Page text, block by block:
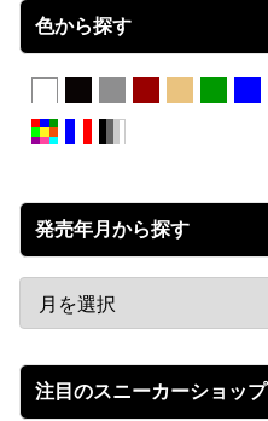
色から探す
発売年月から探す
注目のスニーカーショップ